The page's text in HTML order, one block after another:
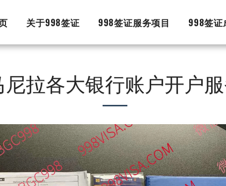
关于998签证 998签证服务项目 998签证
尼拉各大银行账户开户